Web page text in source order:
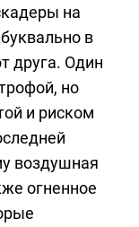
на
в
друга. Один
но
и риском
воздушная
огненное